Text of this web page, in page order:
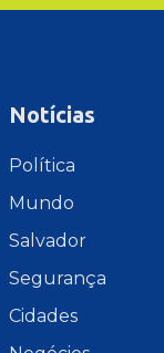
Notícias
Política
Mundo
Salvador
Segurança
Cidades